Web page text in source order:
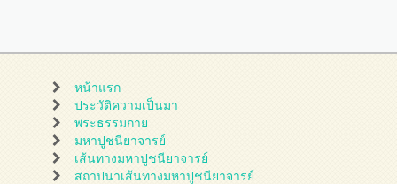
หน้าแรก
ประวัติความเป็นมา
พระธรรมกาย
มหาปูชนียาจารย์
เส้นทางมหาปูชนียาจารย์
สถาปนาเส้นทางมหาปูชนียาจารย์